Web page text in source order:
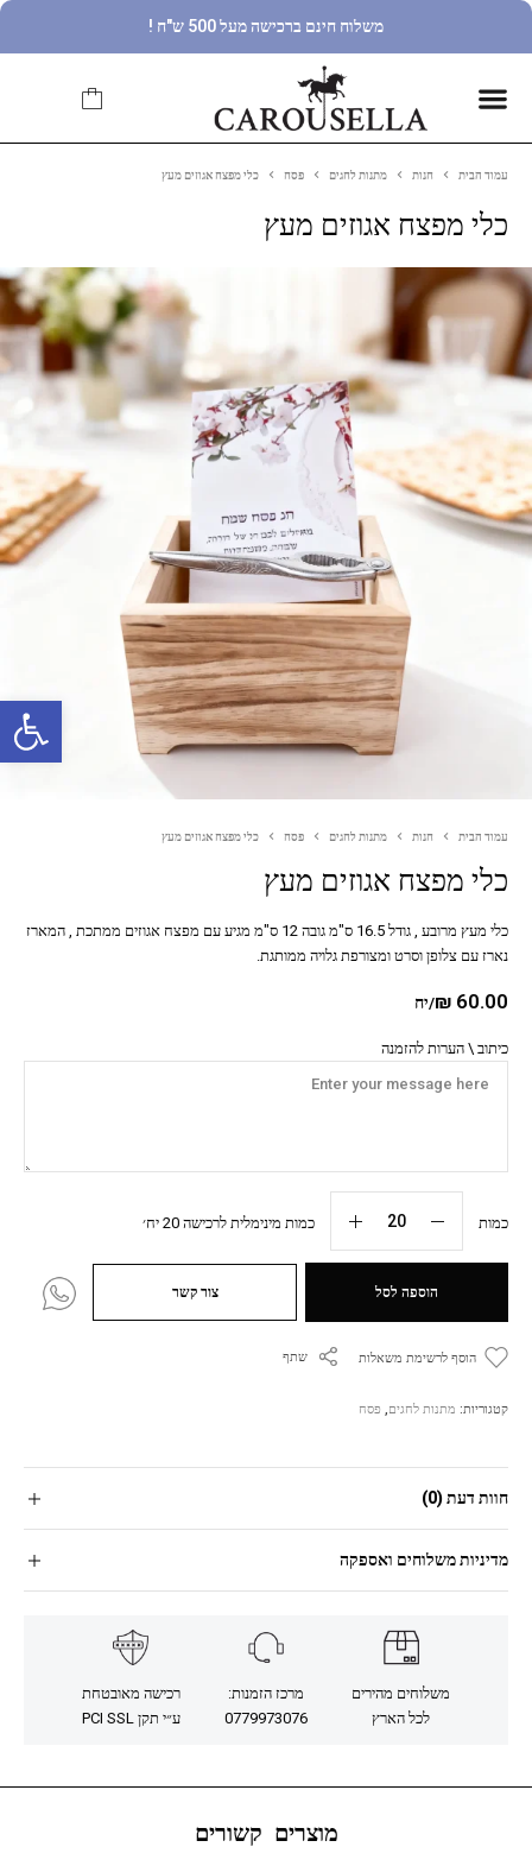
פתח סרגל נגישות
משלוח חינם ברכישה מעל 500 ש"ח !
עמוד הבית חנות מתנות לחגים פסח כלי מפצח אגוזים מעץ
כלי מפצח אגוזים מעץ
עמוד הבית חנות מתנות לחגים פסח כלי מפצח אגוזים מעץ
כלי מפצח אגוזים מעץ
₪ 60.00 /יח
כיתוב \ הערות להזמנה
כמות כמות מינימלית לרכישה 20 יח׳
הוספה לסל צור קשר
הוסף לרשימת משאלות שתף
קטגוריות: מתנות לחגים, פסח
כלי מעץ מרובע , גודל 16.5 ס"מ גובה 12 ס"מ מגיע עם מפצח אגוזים ממתכת , המארז
נארז עם צלופן וסרט ומצורפת גלויה ממותגת.
חוות דעת (0)
מדיניות משלוחים ואספקה
משלוחים מהירים
לכל הארץ
מרכז הזמנות:
0779973076
רכישה מאובטחת
ע״י תקן PCI SSL
מוצרים קשורים